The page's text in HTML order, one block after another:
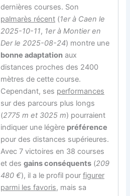
dernières courses. Son
palmarès récent (1er à Caen le
2025-10-11, 1er à Montier en
Der le 2025-08-24) montre une
bonne adaptation aux
distances proches des 2400
mètres de cette course.
Cependant, ses performances
sur des parcours plus longs
(2775 m et 3025 m) pourraient
indiquer une légère préférence
pour des distances supérieures.
Avec 7 victoires en 38 courses
et desgains conséquents (209
480 €), il a le profil pourfigurer
parmi les favoris, mais sa